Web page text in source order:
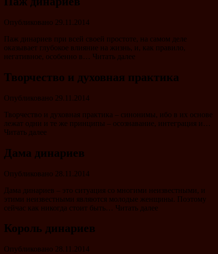
Опубликовано 29.11.2014
Паж динариев при всей своей простоте, на самом деле
оказывает глубокое влияние на жизнь, и, как правило,
негативное, особенно в… Читать далее
Творчество и духовная практика
Опубликовано 29.11.2014
Творчество и духовная практика – синонимы, ибо в их основе
лежат одни и те же принципы – осознавание, интеграция и…
Читать далее
Дама динариев
Опубликовано 28.11.2014
Дама динариев – это ситуация со многими неизвестными, и
этими неизвестными являются молодые женщины. Поэтому
сейчас как никогда стоит быть… Читать далее
Король динариев
Опубликовано 28.11.2014